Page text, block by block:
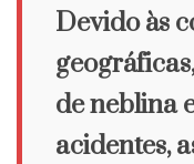
Devido às
de neblina
acidentes,